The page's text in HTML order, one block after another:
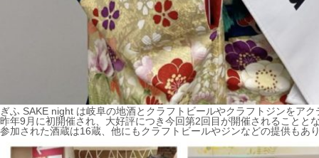
ぎふ SAKE night は岐阜の地酒とクラフトビールやクラフトジンをア
昨年9月に初開催され、大好評につき今回第2回目が開催されることと
参加された酒蔵は16蔵、他にもクラフトビールやジンなどの提供もあ